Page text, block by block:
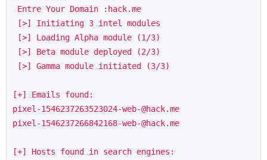
Entre Your Domain :hack.me
[>] Initiating 3 intel modules
[>] Loading Alpha module (1/3)
[>] Beta module deployed (2/3)
[>] Gamma module initiated (3/3)
[+] Emails found:
pixel-1546237263523024-web-@hack.me
pixel-1546237266842168-web-@hack.me
[+] Hosts found in search engines: